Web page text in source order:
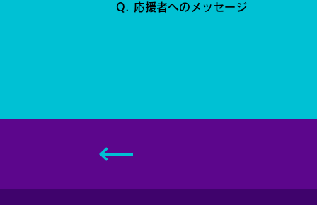
Q. 応援者へのメッセージ